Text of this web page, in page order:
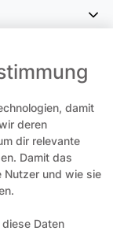
Feiertagen kann
damit
deren
dir relevante
Damit das
Nutzer und wie sie
Daten